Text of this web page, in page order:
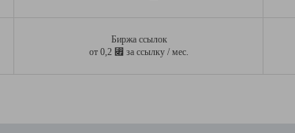
Биржа ссылок
от 0,2 ⃏ за ссылку / мес.